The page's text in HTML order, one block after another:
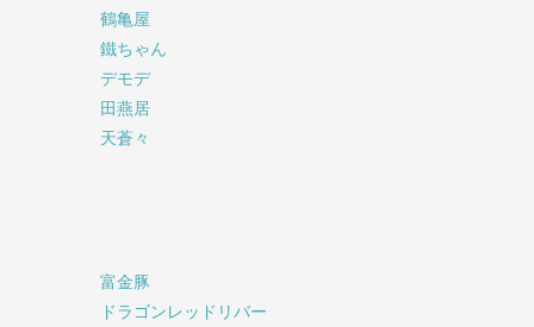
鶴亀屋
鐵ちゃん
デモデ
田燕居
天蒼々
富金豚
ドラゴンレッドリバー